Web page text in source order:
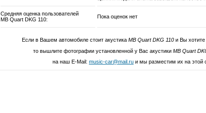
Средняя оценка пользователей
MB Quart DKG 110:
Пока оценок нет
Если в Вашем автомобиле стоит акустика MB Quart DKG 110и Вы хотите
то вышлите фотографии установленной у Вас акустики MB Quart
на наш E-Mail: music-car@mail.ru и мы разместим их на этой